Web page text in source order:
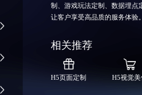
制、游戏玩法定制、数据埋点
让客户享受高品质的服务体验。
相关推荐
H5页面定制 H5视觉美